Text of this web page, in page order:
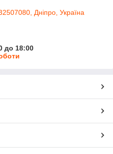
Дніпро, Україна
до 18:00